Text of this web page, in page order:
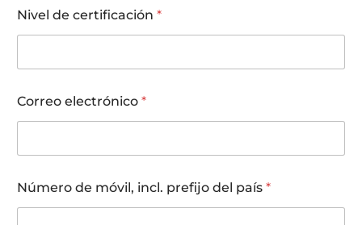
o
C
o
r
o
o
Nivel de certificación *
Correo electrónico *
Número de móvil, incl. prefijo del país *